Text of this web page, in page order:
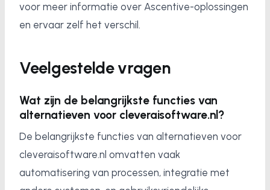
voor meer informatie over Ascentive-oplossingen
en ervaar zelf het verschil.
Veelgestelde vragen
Wat zijn de belangrijkste functies van
alternatieven voor cleveraisoftware.nl?
De belangrijkste functies van alternatieven voor
cleveraisoftware.nl omvatten vaak
automatisering van processen, integratie met